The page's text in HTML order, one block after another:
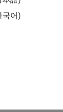
Stateflow
국어)